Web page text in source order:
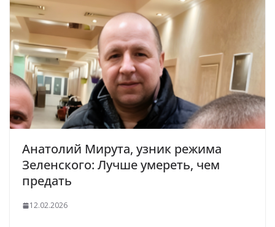
Анатолий Мирута, узник режима
Зеленского: Лучше умереть, чем
предать
12.02.2026